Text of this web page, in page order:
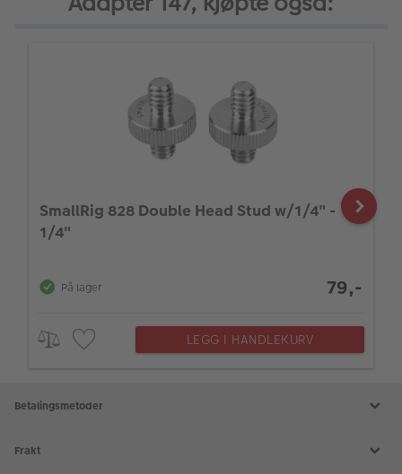
SmallRig 828 Double Head Stud w/1/4" -
1/4"
På lager 79,-
LEGG I HANDLEKURV
Betalingsmetoder
Frakt